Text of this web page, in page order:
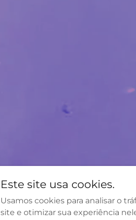
Este site usa cookies.
Usamos cookies para analisar o
site e otimizar sua experiência